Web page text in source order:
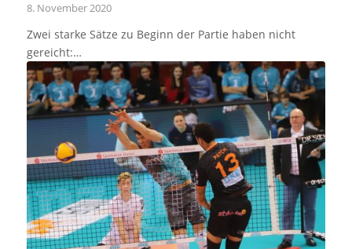
8. November 2020
Zwei starke Sätze zu Beginn der Partie haben nicht
gereicht:…